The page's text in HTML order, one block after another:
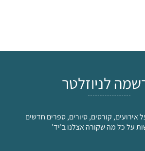
לניוזלטר
אירועים, קורסים, סיורים, ספרים חדשים
על כל מה שקורה אצלנו ב'יד'